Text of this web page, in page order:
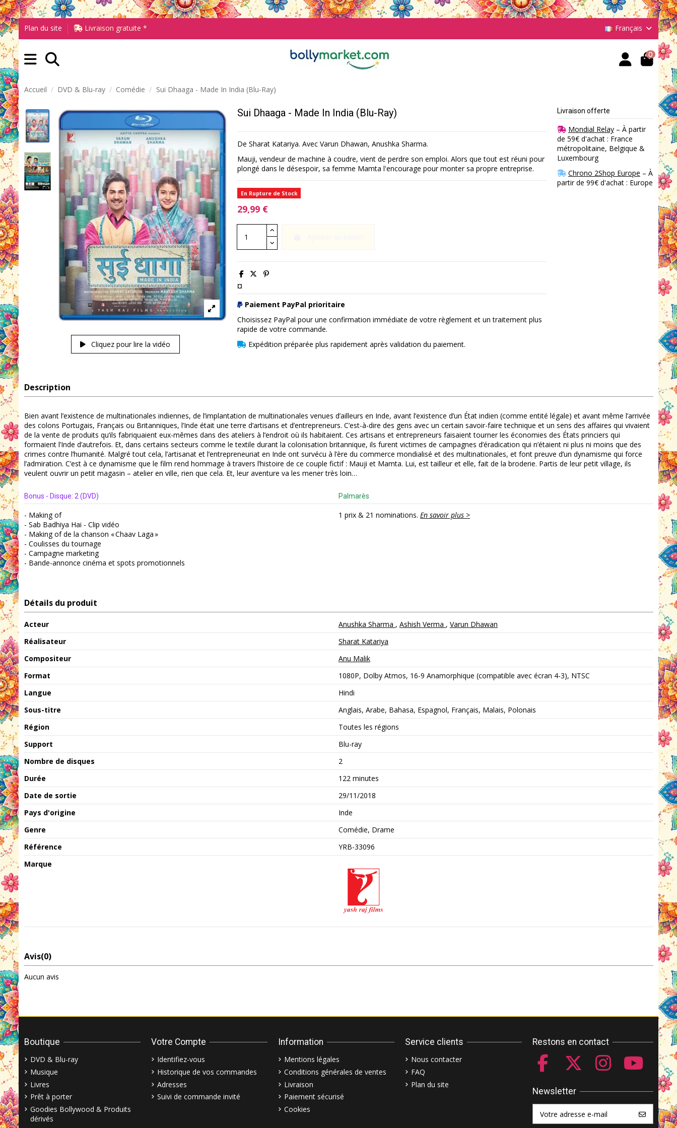
Plan du site Livraison gratuite * Français
0
Accueil DVD & Blu-ray Comédie Sui Dhaaga - Made In India (Blu-Ray)
Cliquez pour lire la vidéo
Sui Dhaaga - Made In India (Blu-Ray)
De Sharat Katariya. Avec Varun Dhawan, Anushka Sharma.
Mauji, vendeur de machine à coudre, vient de perdre son emploi. Alors que tout est réuni pour
plongé dans le désespoir, sa femme Mamta l'encourage pour monter sa propre entreprise.
En Rupture de Stock
29,99 €
¤
Paiement PayPal prioritaire
Choisissez PayPal pour une confirmation immédiate de votre règlement et un traitement plus
rapide de votre commande.
Expédition préparée plus rapidement après validation du paiement.
Livraison offerte
Mondial Relay– À partir
de 59€ d'achat : France
métropolitaine, Belgique &
Luxembourg
Chrono 2Shop Europe – À
partir de 99€ d'achat : Europe
Description
Bien avant l’existence de multinationales indiennes, de l’implantation de multinationales venues d’ailleurs en Inde, avant l’existence d’un État indien (comme entité légale) et avant même l’arrivée
des colons Portugais, Français ou Britanniques, l’Inde était une terre d’artisans et d’entrepreneurs. C’est-à-dire des gens avec un certain savoir-faire technique et un sens des affaires qui vivaient
de la vente de produits qu’ils fabriquaient eux-mêmes dans des ateliers à l’endroit où ils habitaient. Ces artisans et entrepreneurs faisaient tourner les économies des États princiers qui
formaient l’Inde d’autrefois. Et, dans certains secteurs comme le textile durant la colonisation britannique, ils furent victimes de campagnes d’éradication qui n’étaient ni plus ni moins que des
crimes contre l’humanité. Malgré tout cela, l’artisanat et l’entrepreneuriat en Inde ont survécu à l’ère du commerce mondialisé et des multinationales, et font preuve d’un dynamisme qui force
l’admiration. C’est à ce dynamisme que le film rend hommage à travers l’histoire de ce couple fictif : Mauji et Mamta. Lui, est tailleur et elle, fait de la broderie. Partis de leur petit village, ils
veulent ouvrir un petit magasin – atelier en ville, rien que cela. Et, leur aventure va les mener très loin…
Bonus - Disque: 2 (DVD)
- Making of
- Sab Badhiya Hai - Clip vidéo
- Making of de la chanson « Chaav Laga »
- Coulisses du tournage
- Campagne marketing
- Bande-annonce cinéma et spots promotionnels
Palmarès
1 prix & 21 nominations. En savoir plus >
Détails du produit
Acteur Anushka Sharma , Ashish Verma , Varun Dhawan
Réalisateur
Sharat Katariya
Compositeur
Anu Malik
Format
1080P, Dolby Atmos, 16-9 Anamorphique (compatible avec écran 4-3), NTSC
Langue
Hindi
Sous-titre
Anglais, Arabe, Bahasa, Espagnol, Français, Malais, Polonais
Région
Toutes les régions
Support
Blu-ray
Nombre de disques
2
Durée
122 minutes
Date de sortie
29/11/2018
Pays d'origine
Inde
Genre
Comédie, Drame
Référence
YRB-33096
Marque
Avis(0)
Aucun avis
Boutique
DVD & Blu-ray
Musique
Livres
Prêt à porter
Goodies Bollywood & Produits
dérivés
Votre Compte
Identifiez-vous
Historique de vos commandes
Adresses
Suivi de commande invité
Information
Mentions légales
Conditions générales de ventes
Livraison
Paiement sécurisé
Cookies
Service clients
Nous contacter
FAQ
Plan du site
Restons en contact
Newsletter